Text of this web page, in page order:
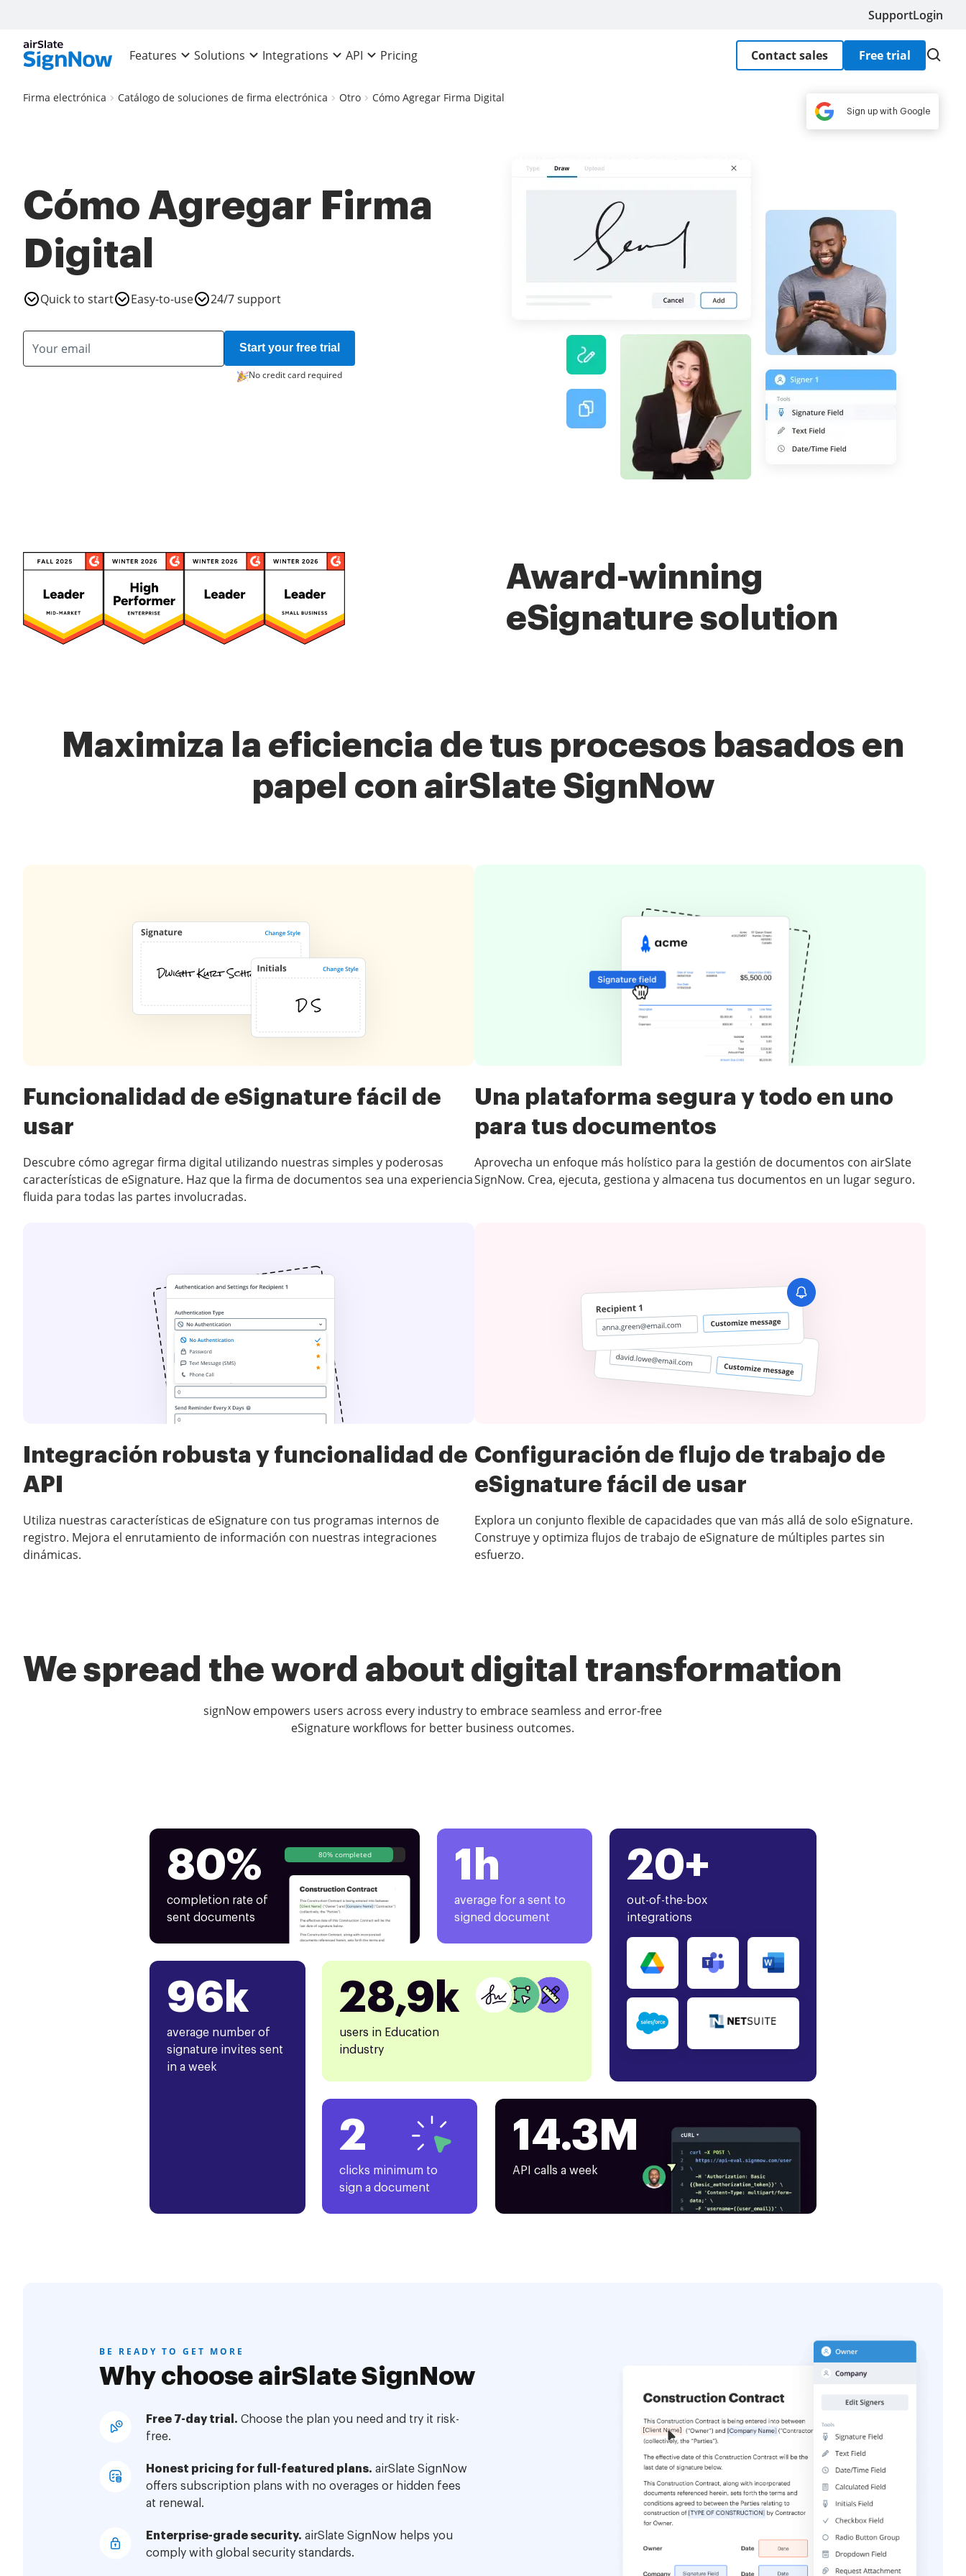
SupportLogin
Features Solutions Integrations API Pricing Contact sales Free trial
Firma electrónica Catálogo de soluciones de firma electrónica Otro Cómo Agregar Firma Digital
Cómo Agregar Firma
Digital
Quick to start Easy-to-use 24/7 support
Start your free trial
No credit card required
Award-winning
eSignature solution
Maximiza la eficiencia de tus procesos basados en
papel con airSlate SignNow
Funcionalidad de eSignature fácil de
usar
Descubre cómo agregar firma digital utilizando nuestras simples y poderosas
características de eSignature. Haz que la firma de documentos sea una experiencia
fluida para todas las partes involucradas.
Una plataforma segura y todo en uno
para tus documentos
Aprovecha un enfoque más holístico para la gestión de documentos con airSlate
SignNow. Crea, ejecuta, gestiona y almacena tus documentos en un lugar seguro.
Integración robusta y funcionalidad de
API
Utiliza nuestras características de eSignature con tus programas internos de
registro. Mejora el enrutamiento de información con nuestras integraciones
dinámicas.
Configuración de flujo de trabajo de
eSignature fácil de usar
Explora un conjunto flexible de capacidades que van más allá de solo eSignature.
Construye y optimiza flujos de trabajo de eSignature de múltiples partes sin
esfuerzo.
We spread the word about digital transformation
signNow empowers users across every industry to embrace seamless and error-free
eSignature workflows for better business outcomes.
80%
completion rate of
sent documents
80% completed 1h
average for a sent to
signed document
20+
out-of-the-box
integrations
96k
average number of
signature invites sent
in a week
28,9k
users in Education
industry
2
clicks minimum to
sign a document
14.3M
API calls a week
BE READY TO GET MORE
Why choose airSlate SignNow
Free 7-day trial. Choose the plan you need and try it risk-
free.
Honest pricing for full-featured plans. airSlate SignNow
offers subscription plans with no overages or hidden fees
at renewal.
Enterprise-grade security. airSlate SignNow helps you
comply with global security standards.
Sign up with Google